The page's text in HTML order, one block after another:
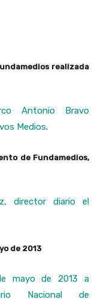
realizada
Antonio Bravo
Medios.
de Fundamedios,
director diario el
de 2013
mayo de 2013 a
Nacional de